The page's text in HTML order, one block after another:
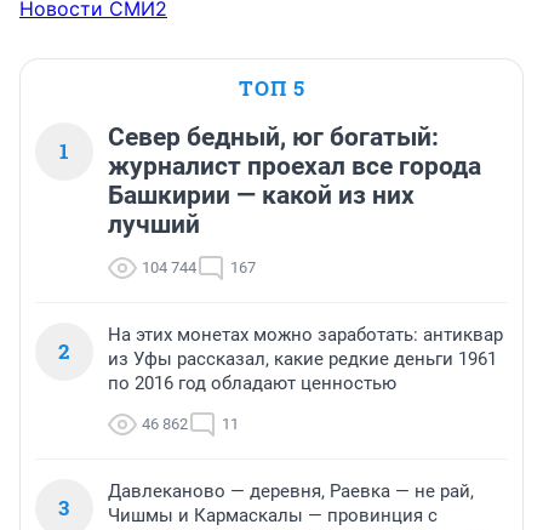
Новости СМИ2
ТОП 5
1
Север бедный, юг богатый:
журналист проехал все города
Башкирии — какой из них
лучший
104 744 167
2
На этих монетах можно заработать: антиквар
из Уфы рассказал, какие редкие деньги 1961
по 2016 год обладают ценностью
46 862 11
3
Давлеканово — деревня, Раевка — не рай,
Чишмы и Кармаскалы — провинция с